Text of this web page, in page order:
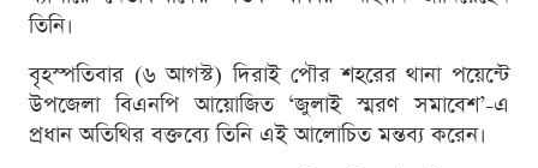
তিনি।
বৃহস্পতিবার (৬ আগস্ট) দিরাই পৌর শহরের থানা পয়েন্টে
উপজেলা বিএনপি আয়োজিত ‘জুলাই স্মরণ সমাবেশ’-এ
প্রধান অতিথির বক্তব্যে তিনি এই আলোচিত মন্তব্য করেন।